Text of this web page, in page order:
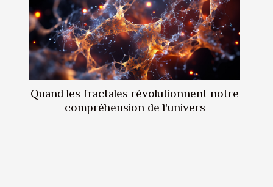
Quand les fractales révolutionnent notre
compréhension de l'univers